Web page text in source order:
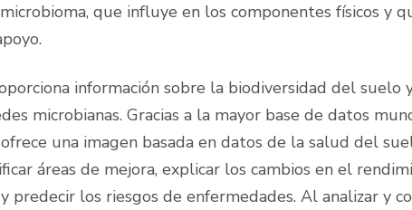
que influye en los componentes físicos y
información sobre la biodiversidad del suelo
microbianas. Gracias a la mayor base de datos
una imagen basada en datos de la salud del
áreas de mejora, explicar los cambios en el
predecir los riesgos de enfermedades. Al analizar y